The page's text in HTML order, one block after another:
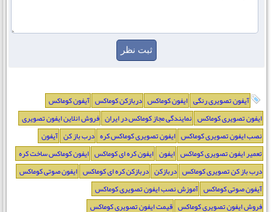
آیفون تصویری رنگی ایفون کوماکس دربازکن کوماکس آیفون کوماکس
ایفون تصویری کوماکس نمایندگی مجاز کوماکس در ایران فروش انلاین ایفون تصویری
نصب ایفون تصویری کوماکس ایفون تصویری کوماکس کره درب باز کن آیفون
تعمیر ایفون تصویری کوماکس ایفون ایفون کره ای کوماکس ایفون کوماکس ساخت کره
درب باز کن تصویری کوماکس دربازکن دربازکن کره ای کوماکس ایفون صوتی کوماکس
آیفون صوتی کوماکس آموزش نصب ایفون تصویری کوماکس
فروش ایفون تصویری کوماکس قیمت ایفون تصویری کوماکس